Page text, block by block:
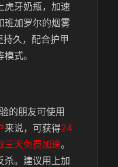
虎牙奶瓶，加速
班加罗尔的烟雾
久，配合护甲
式。
的朋友可使用
来说，可获得24
三天免费加速。
杀。建议用上加